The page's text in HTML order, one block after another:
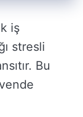
iş
stresli
Bu